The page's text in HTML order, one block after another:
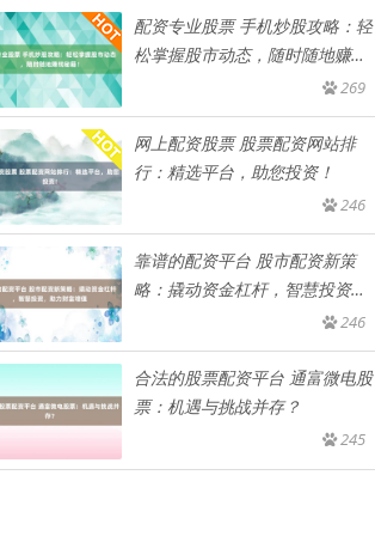
配资专业股票 手机炒股攻略：轻
松掌握股市动态，随时随地赚钱
269
网上配资股票 股票配资网站排
行：精选平台，助您投资！
246
靠谱的配资平台 股市配资新策
略：撬动资金杠杆，智慧投资，
246
合法的股票配资平台 通富微电股
票：机遇与挑战并存？
245